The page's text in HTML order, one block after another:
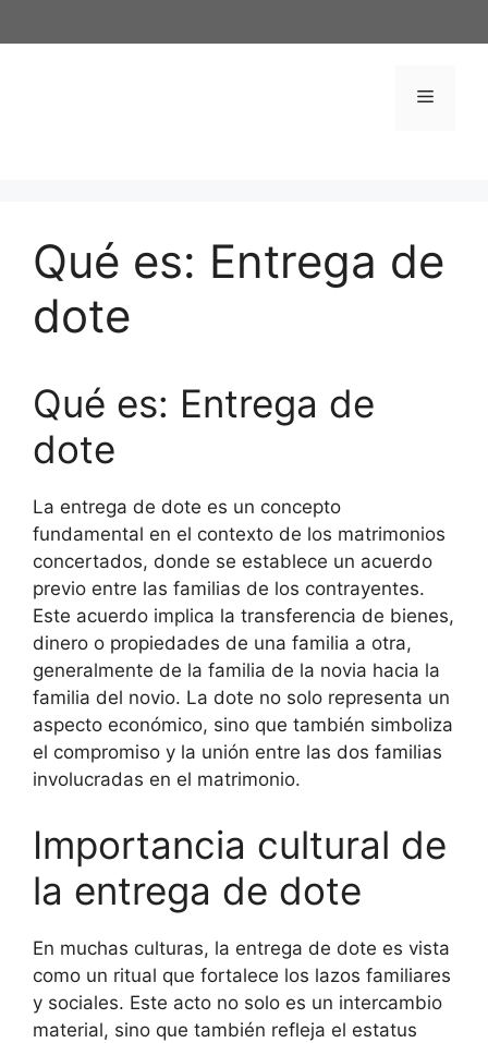
al
Menú
Qué es: Entrega de
dote
Qué es: Entrega de
dote
La entrega de dote es un concepto
fundamental en el contexto de los matrimonios
concertados, donde se establece un acuerdo
previo entre las familias de los contrayentes.
Este acuerdo implica la transferencia de bienes,
dinero o propiedades de una familia a otra,
generalmente de la familia de la novia hacia la
familia del novio. La dote no solo representa un
aspecto económico, sino que también simboliza
el compromiso y la unión entre las dos familias
involucradas en el matrimonio.
Importancia cultural de
la entrega de dote
En muchas culturas, la entrega de dote es vista
como un ritual que fortalece los lazos familiares
y sociales. Este acto no solo es un intercambio
material, sino que también refleja el estatus